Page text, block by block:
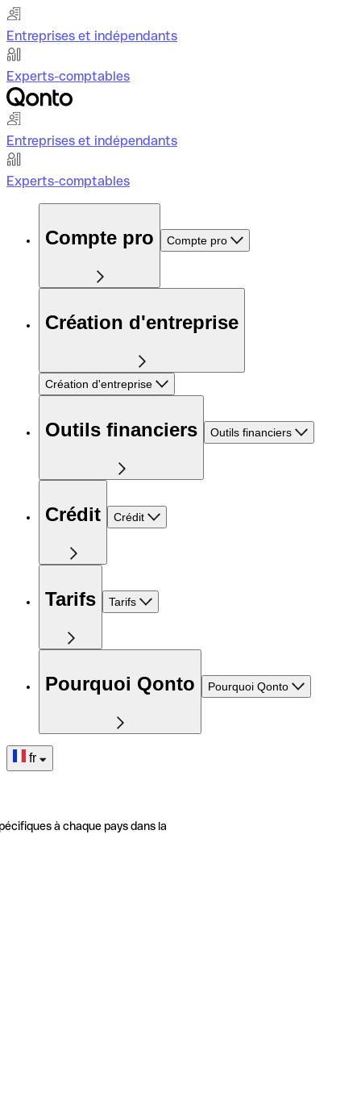
Entreprises et indépendants
Experts-comptables
Entreprises et indépendants
Experts-comptables
Compte pro Compte pro
Création d'entreprise
Création d'entreprise
Outils financiers Outils financiers
Crédit Crédit
Tarifs Tarifs
Pourquoi Qonto Pourquoi Qonto
fr
à chaque pays dans la